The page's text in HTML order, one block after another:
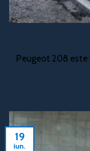
Peugeot 208 este
19
iun.